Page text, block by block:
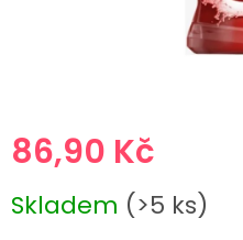
86,90 Kč
cena:
Skladem (>5 ks)